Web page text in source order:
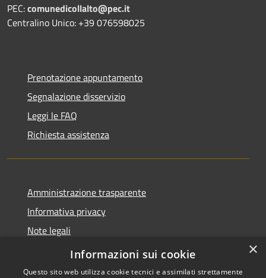
PEC:comunedicollalto@pec.it
Centralino Unico: +39 076598025
Prenotazione appuntamento
Segnalazione disservizio
Leggi le FAQ
Richiesta assistenza
Amministrazione trasparente
Informativa privacy
Note legali
Dichiarazione di accessibilità
×
Informazioni sui cookie
Questo sito web utilizza cookie tecnici e assimilati strettamente